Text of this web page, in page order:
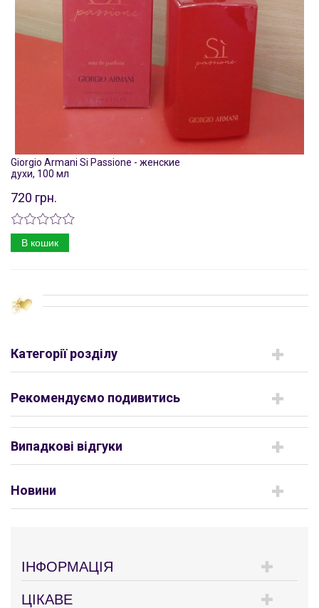
Giorgio Armani Si Passione - женские
духи, 100 мл
720 грн.
В кошик
Категорії розділу
Рекомендуємо подивитись
Випадкові відгуки
Новини
ІНФОРМАЦІЯ
ЦІКАВЕ